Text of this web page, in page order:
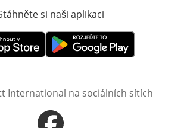
si naši aplikaci
novém okněOtevře v novém okně
International na sociálních sítích